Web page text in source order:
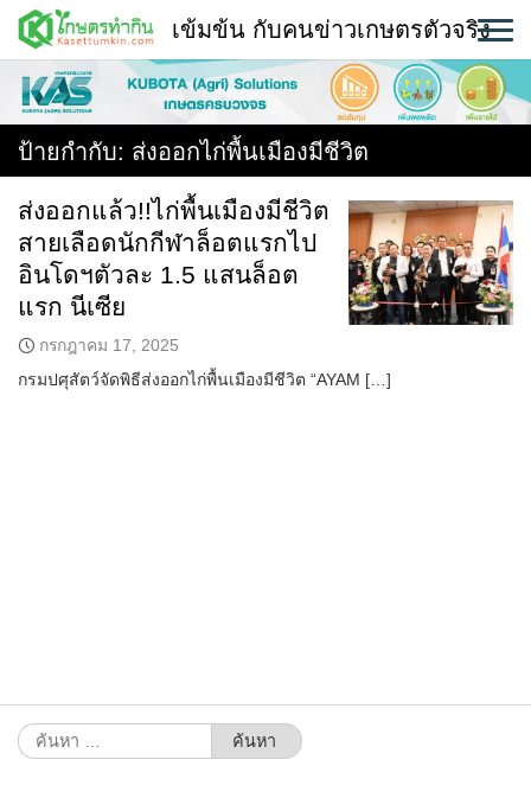
Skip
content
พืช
หน้าแรก
แวดวงเกษตร
ใคร ทำอะไร ที่ไหน
สถานีข่าววันนี้
เข้มข้น กับคนข่าวเกษตรตัวจริง
ป้ายกำกับ: ส่งออกไก่พื้นเมืองมีชีวิต
ส่งออกแล้ว!!ไก่พื้นเมืองมีชีวิต
สายเลือดนักกีฬาล็อตแรกไป
อินโดฯตัวละ 1.5 แสนล็อต
แรก นีเซีย
กรกฎาคม 17, 2025
กรมปศุสัตว์จัดพิธีส่งออกไก่พื้นเมืองมีชีวิต “AYAM […]
ค้นหา
สำหรับ: